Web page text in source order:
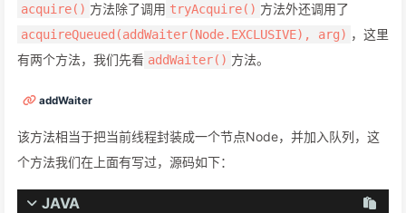
acquire() 方法除了调用 tryAcquire() 方法外还调用了
acquireQueued(addWaiter(Node.EXCLUSIVE), arg) ，这里
有两个方法，我们先看 addWaiter() 方法。
addWaiter
该方法相当于把当前线程封装成一个节点Node，并加入队列，这
个方法我们在上面有写过，源码如下：
JAVA